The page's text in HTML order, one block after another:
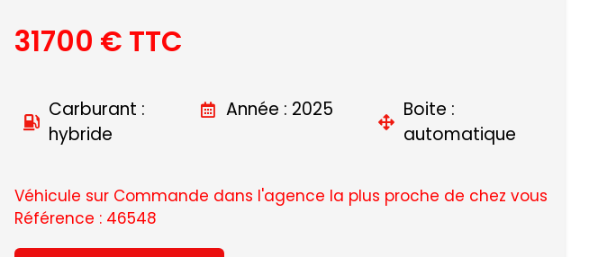
31700 € TTC
Carburant :
hybride
Année : 2025
Boite :
automatique
Véhicule sur Commande dans l'agence la plus proche de chez vous
Référence : 46548